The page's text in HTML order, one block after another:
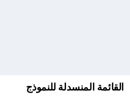
القائمة المنسدلة للنموذج